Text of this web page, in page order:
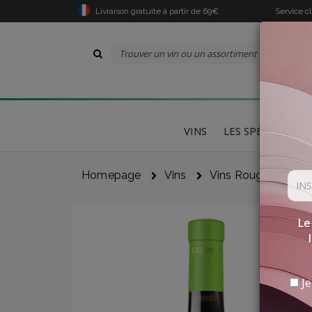
Livraison gratuite à partir de 69€. Service
VINS LES SPÉCIALITÉS
Homepage Vins Vins Rouges